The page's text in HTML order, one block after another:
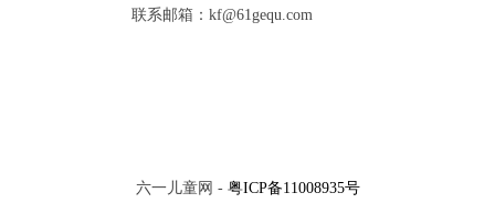
联系邮箱：kf@61gequ.com
六一儿童网 - 粤ICP备11008935号